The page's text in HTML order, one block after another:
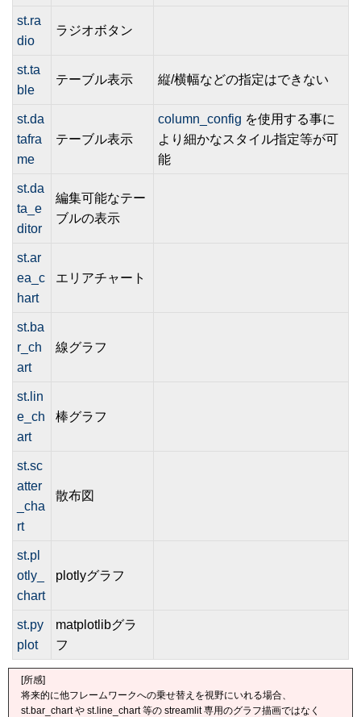
st.ra
dio
ラジオボタン
st.ta
ble
テーブル表示 縦/横幅などの指定はできない
st.da
tafra
me
テーブル表示
column_config を使用する事に
より細かなスタイル指定等が可
能
st.da
ta_e
ditor
編集可能なテー
ブルの表示
st.ar
ea_c
hart
エリアチャート
st.ba
r_ch
art
線グラフ
st.lin
e_ch
art
棒グラフ
st.sc
atter
_cha
rt
散布図
st.pl
otly_
chart
plotlyグラフ
st.py
plot
matplotlibグラ
フ
[所感]
将来的に他フレームワークへの乗せ替えを視野にいれる場合、
st.bar_chart や st.line_chart 等の streamlit 専用のグラフ描画ではなく